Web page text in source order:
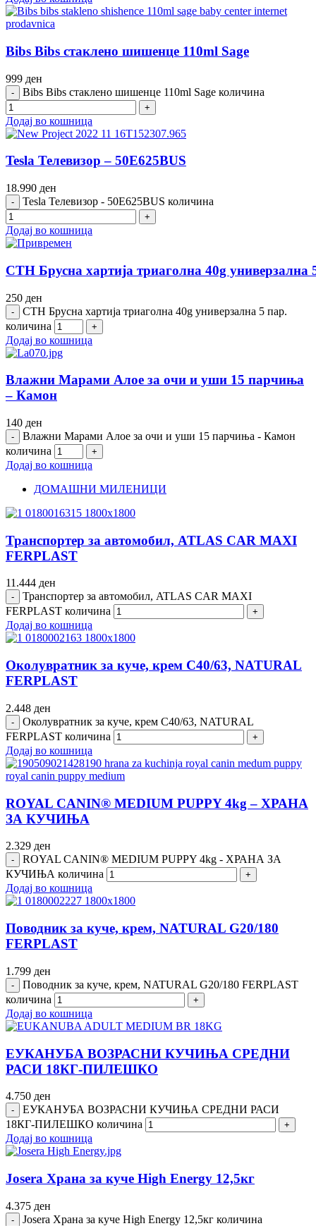
Bibs Bibs стаклено шишенце 110ml Sage
999 ден
Bibs Bibs стаклено шишенце 110ml Sage количина
Додај во кошница
Tesla Телевизор – 50E625BUS
18.990 ден
Tesla Телевизор - 50E625BUS количина
Додај во кошница
СТН Брусна хартија триаголна 40g универзална
250 ден
СТН Брусна хартија триаголна 40g универзална 5 пар.
количина
Додај во кошница
Влажни Марами Алое за очи и уши 15 парчиња
– Камон
140 ден
Влажни Марами Алое за очи и уши 15 парчиња - Камон
количина
Додај во кошница
ДОМАШНИ МИЛЕНИЦИ
Транспортер за автомобил, ATLAS CAR MAXI
FERPLAST
11.444 ден
Транспортер за автомобил, ATLAS CAR MAXI
FERPLAST количина
Додај во кошница
Околувратник за куче, крем C40/63, NATURAL
FERPLAST
2.448 ден
Околувратник за куче, крем C40/63, NATURAL
FERPLAST количина
Додај во кошница
ROYAL CANIN® MEDIUM PUPPY 4kg – ХРАНА
ЗА КУЧИЊА
2.329 ден
ROYAL CANIN® MEDIUM PUPPY 4kg - ХРАНА ЗА
КУЧИЊА количина
Додај во кошница
Поводник за куче, крем, NATURAL G20/180
FERPLAST
1.799 ден
Поводник за куче, крем, NATURAL G20/180 FERPLAST
количина
Додај во кошница
ЕУКАНУБА ВОЗРАСНИ КУЧИЊА СРЕДНИ
РАСИ 18КГ-ПИЛЕШКО
4.750 ден
ЕУКАНУБА ВОЗРАСНИ КУЧИЊА СРЕДНИ РАСИ
18КГ-ПИЛЕШКО количина
Додај во кошница
Josera Храна за куче High Energy 12,5кг
4.375 ден
Josera Храна за куче High Energy 12,5кг количина